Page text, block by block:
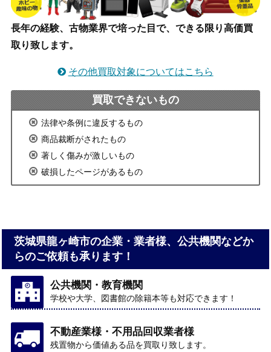
長年の経験、古物業界で培った目で、できる限り高価買
取り致します。
その他買取対象についてはこちら
買取できないもの
法律や条例に違反するもの
商品裁断がされたもの
著しく傷みが激しいもの
破損したページがあるもの
茨城県龍ヶ崎市の企業・業者様、公共機関などか
らのご依頼も承ります！
公共機関・教育機関
学校や大学、図書館の除籍本等も対応できます！
不動産業様・不用品回収業者様
残置物から価値ある品を買取り致します。